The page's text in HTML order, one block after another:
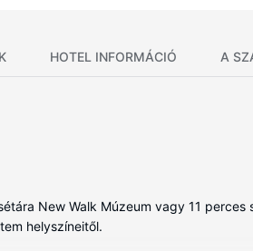
HOTEL INFORMÁCIÓ A
New Walk Múzeum vagy 11
helyszíneitől.